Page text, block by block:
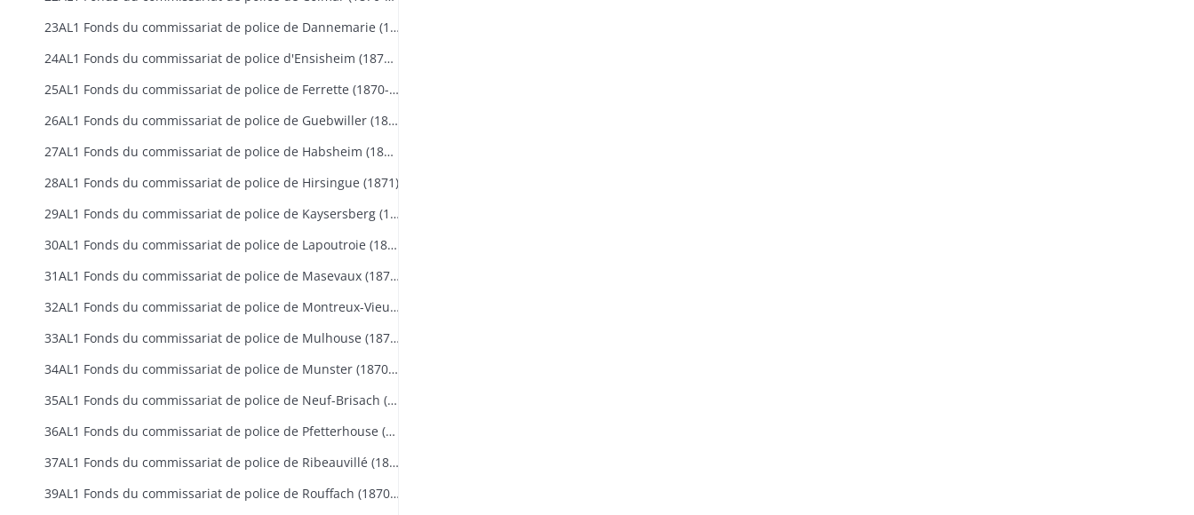
23AL1 Fonds du commissariat de police de Dannemarie (1871-1877)
24AL1 Fonds du commissariat de police d'Ensisheim (1870-1907)
25AL1 Fonds du commissariat de police de Ferrette (1870-1907)
26AL1 Fonds du commissariat de police de Guebwiller (1870-1907)
27AL1 Fonds du commissariat de police de Habsheim (1870-1880)
28AL1 Fonds du commissariat de police de Hirsingue (1871)
29AL1 Fonds du commissariat de police de Kaysersberg (1870-1907)
30AL1 Fonds du commissariat de police de Lapoutroie (1870-1882)
31AL1 Fonds du commissariat de police de Masevaux (1870-1875)
32AL1 Fonds du commissariat de police de Montreux-Vieux (1888-1914)
33AL1 Fonds du commissariat de police de Mulhouse (1870-1918)
34AL1 Fonds du commissariat de police de Munster (1870-1915)
35AL1 Fonds du commissariat de police de Neuf-Brisach (1870-1907)
36AL1 Fonds du commissariat de police de Pfetterhouse (1910-1918)
37AL1 Fonds du commissariat de police de Ribeauvillé (1870-1907)
39AL1 Fonds du commissariat de police de Rouffach (1870-1873)